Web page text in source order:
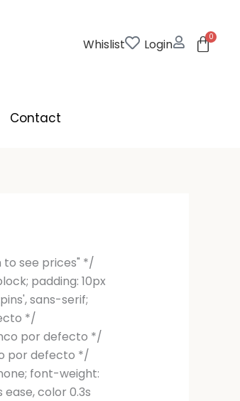
0
Cart
Login
Whislist
Contact
to see prices" */
padding: 10px
sans-serif;
*/
por defecto */
por defecto */
font-weight:
color 0.3s